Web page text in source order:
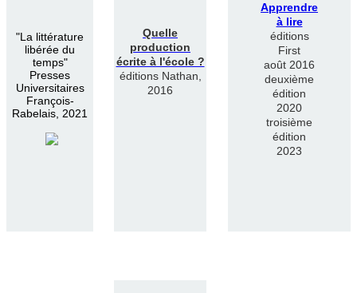
"La littérature
libérée du
temps"
Presses
Universitaires
François-
Rabelais, 2021
Quelle
production
écrite à l'école ?
éditions Nathan,
2016
Apprendre
à lire
éditions
First
août 2016
deuxième
édition
2020
troisième
édition
2023